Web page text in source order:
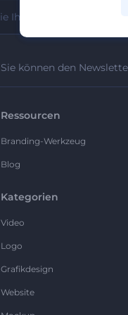
Sie können den
Ressourcen
Branding-Werkzeug
Blog
Kategorien
Video
Logo
Grafikdesign
Website